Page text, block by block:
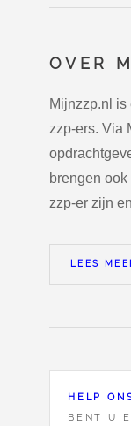
OVER
Mijnzzp.nl is
zzp-ers. Via
brengen
zzp-er zijn
LEES
HELP
BENT U